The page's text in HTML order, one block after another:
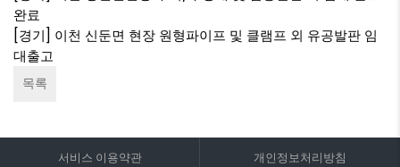
완료
[경기] 이천 신둔면 현장 원형파이프 및 클램프 외 유공발판 임
대출고
목록
서비스 이용약관 개인정보처리방침